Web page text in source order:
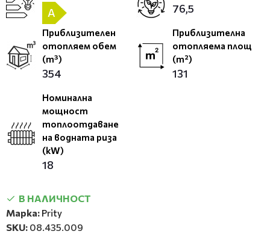
A 76,5
Приблизителен
отопляем обем
(m³)
354
Приблизителна
отопляема площ
(m²)
131
Номинална
мощност
топлоотдаване
на водната риза
(kW)
18
В НАЛИЧНОСТ
Марка: Prity
SKU: 08.435.009